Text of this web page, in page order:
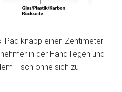
knapp einen Zentimeter
in der Hand liegen und
Tisch ohne sich zu